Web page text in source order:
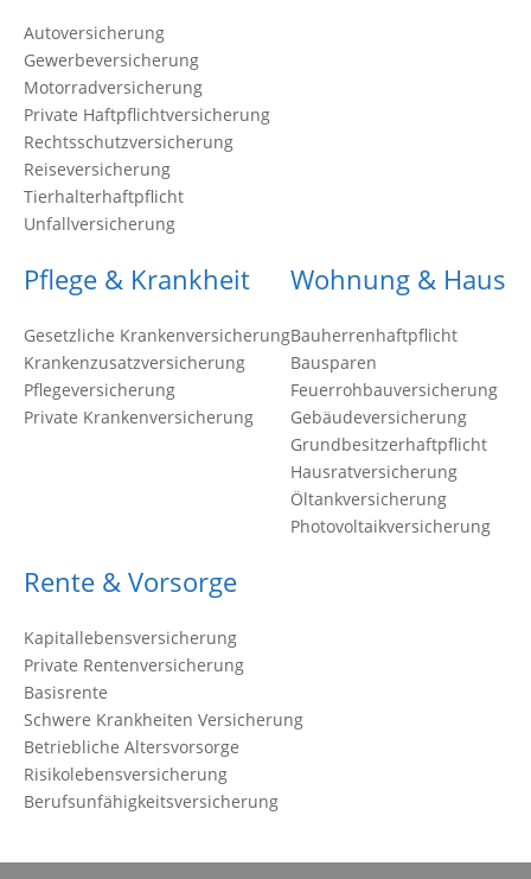
Autoversicherung
Gewerbeversicherung
Motorradversicherung
Private Haftpflichtversicherung
Rechtsschutzversicherung
Reiseversicherung
Tierhalterhaftpflicht
Unfallversicherung
Pflege & Krankheit
Gesetzliche Krankenversicherung
Krankenzusatzversicherung
Pflegeversicherung
Private Krankenversicherung
Wohnung & Haus
Bauherrenhaftpflicht
Bausparen
Feuerrohbauversicherung
Gebäudeversicherung
Grundbesitzerhaftpflicht
Hausratversicherung
Öltankversicherung
Photovoltaikversicherung
Rente & Vorsorge
Kapitallebensversicherung
Private Rentenversicherung
Basisrente
Schwere Krankheiten Versicherung
Betriebliche Altersvorsorge
Risikolebensversicherung
Berufsunfähigkeitsversicherung